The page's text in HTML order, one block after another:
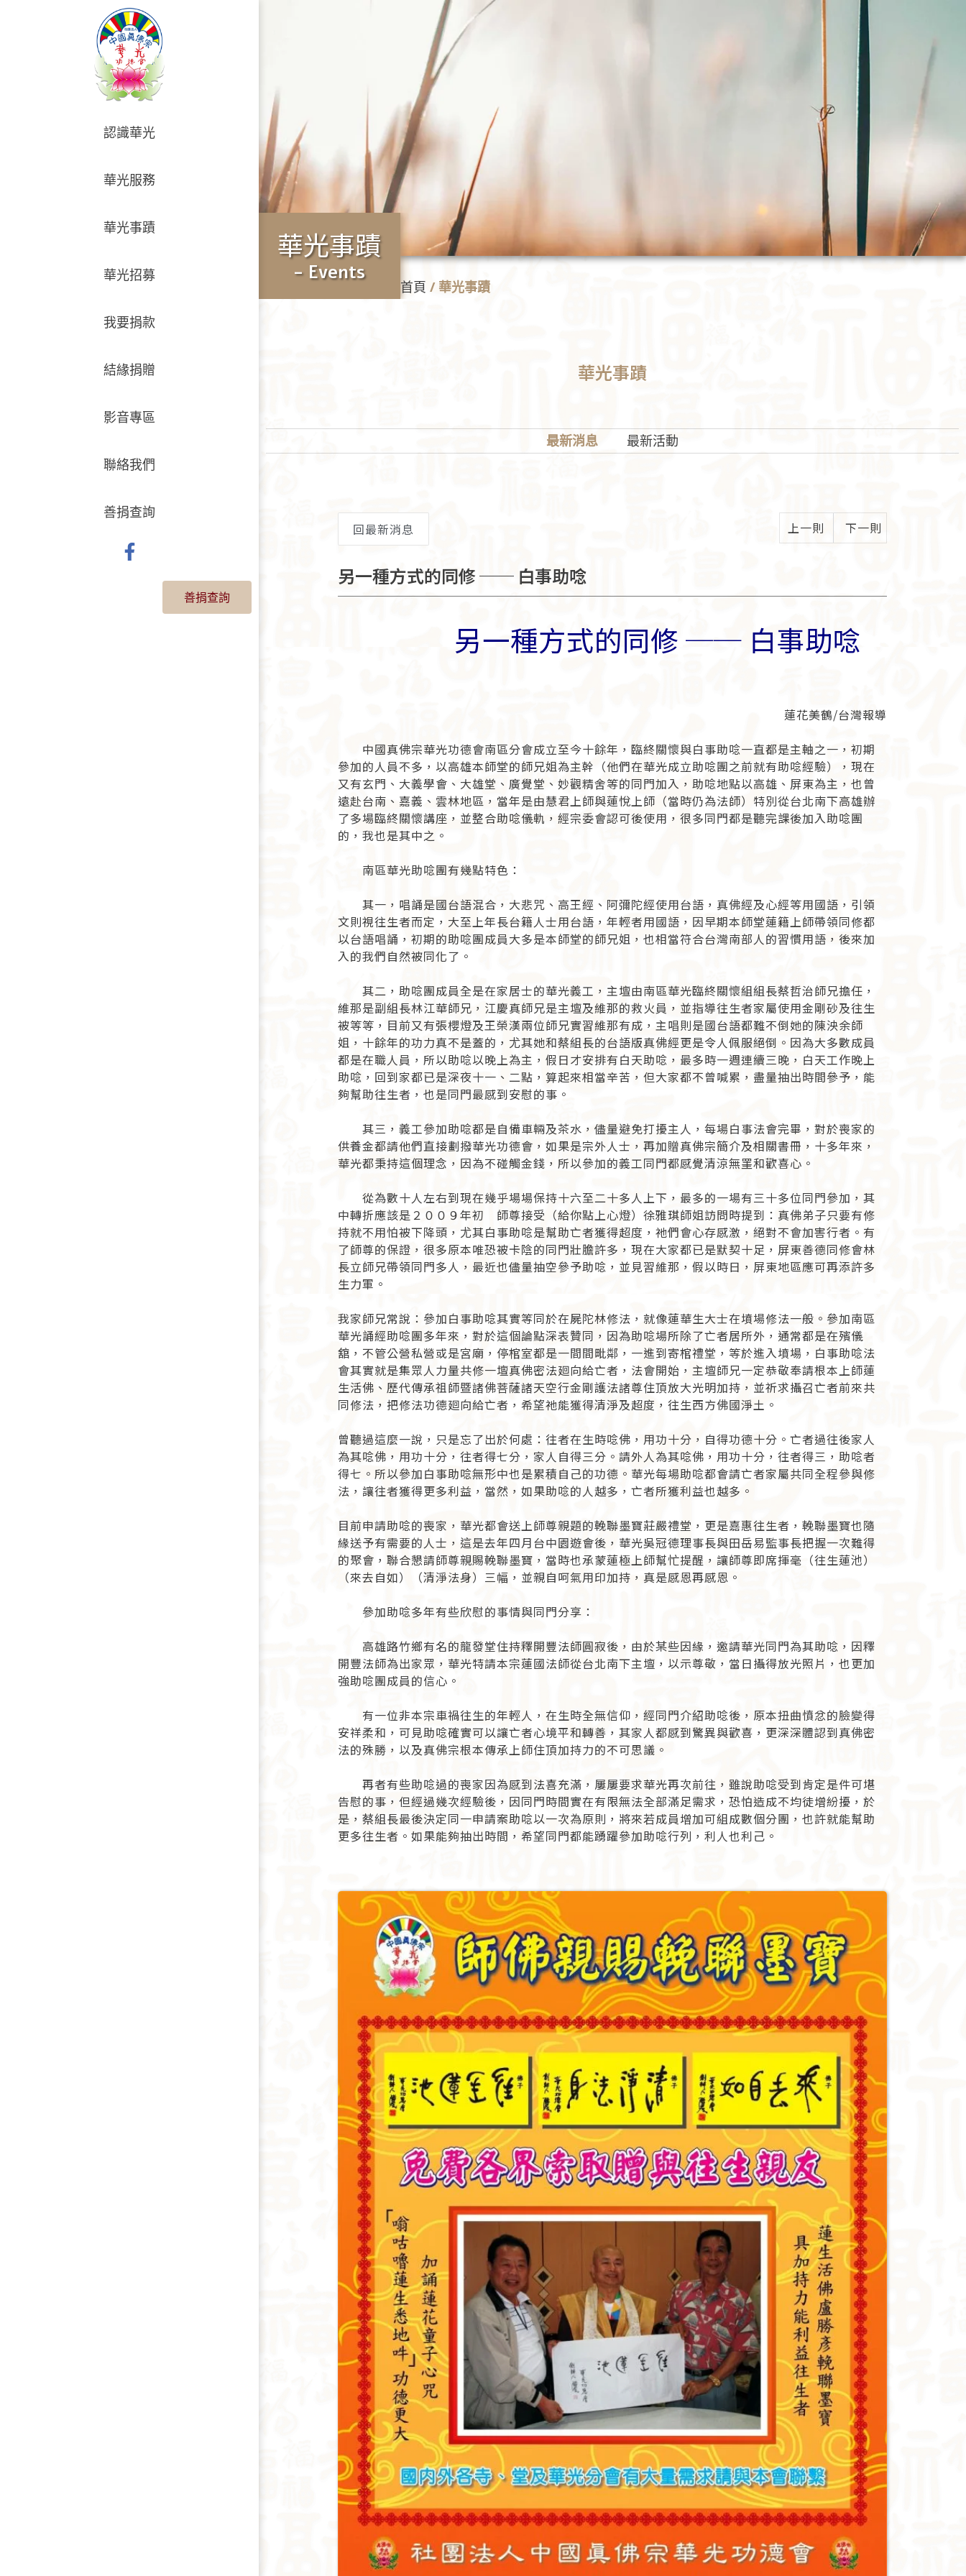
認識華光
華光服務
華光事蹟
華光招募
我要捐款
結緣捐贈
影音專區
聯絡我們
善捐查詢
善捐查詢
華光事蹟
- Events
首頁 / 華光事蹟
華光事蹟
最新消息 最新活動
回最新消息 上一則 下一則
另一種方式的同修 ── 白事助唸
另一種方式的同修 ── 白事助唸
蓮花美鶴/台灣報導
中國真佛宗華光功德會南區分會成立至今十餘年，臨終關懷與白事助唸一直都是主軸之一，初期
參加的人員不多，以高雄本師堂的師兄姐為主幹（他們在華光成立助唸團之前就有助唸經驗），現在
又有玄門、大義學會、大雄堂、廣覺堂、妙觀精舍等的同門加入，助唸地點以高雄、屏東為主，也曾
遠赴台南、嘉義、雲林地區，當年是由慧君上師與蓮悅上師（當時仍為法師）特別從台北南下高雄辦
了多場臨終關懷講座，並整合助唸儀軌，經宗委會認可後使用，很多同門都是聽完課後加入助唸團
的，我也是其中之。
南區華光助唸團有幾點特色：
其一，唱誦是國台語混合，大悲咒、高王經、阿彌陀經使用台語，真佛經及心經等用國語，引領
文則視往生者而定，大至上年長台籍人士用台語，年輕者用國語，因早期本師堂蓮籍上師帶領同修都
以台語唱誦，初期的助唸團成員大多是本師堂的師兄姐，也相當符合台灣南部人的習慣用語，後來加
入的我們自然被同化了。
其二，助唸團成員全是在家居士的華光義工，主壇由南區華光臨終關懷組組長蔡哲治師兄擔任，
維那是副組長林江華師兄，江慶真師兄是主壇及維那的救火員，並指導往生者家屬使用金剛砂及往生
被等等，目前又有張櫻燈及王榮漢兩位師兄實習維那有成，主唱則是國台語都難不倒她的陳泱余師
姐，十餘年的功力真不是蓋的，尤其她和蔡組長的台語版真佛經更是令人佩服絕倒。因為大多數成員
都是在職人員，所以助唸以晚上為主，假日才安排有白天助唸，最多時一週連續三晚，白天工作晚上
助唸，回到家都已是深夜十一、二點，算起來相當辛苦，但大家都不曾喊累，盡量抽出時間參予，能
夠幫助往生者，也是同門最感到安慰的事。
其三，義工參加助唸都是自備車輛及茶水，儘量避免打擾主人，每場白事法會完畢，對於喪家的
供養金都請他們直接劃撥華光功德會，如果是宗外人士，再加贈真佛宗簡介及相關書冊，十多年來，
華光都秉持這個理念，因為不碰觸金錢，所以參加的義工同門都感覺清涼無罣和歡喜心。
從為數十人左右到現在幾乎場場保持十六至二十多人上下，最多的一場有三十多位同門參加，其
中轉折應該是２００９年初 師尊接受（給你點上心燈）徐雅琪師姐訪問時提到：真佛弟子只要有修
持就不用怕被下降頭，尤其白事助唸是幫助亡者獲得超度，祂們會心存感激，絕對不會加害行者。有
了師尊的保證，很多原本唯恐被卡陰的同門壯膽許多，現在大家都已是默契十足，屏東善德同修會林
長立師兄帶領同門多人，最近也儘量抽空參予助唸，並見習維那，假以時日，屏東地區應可再添許多
生力軍。
我家師兄常說：參加白事助唸其實等同於在屍陀林修法，就像蓮華生大士在墳場修法一般。參加南區
華光誦經助唸團多年來，對於這個論點深表贊同，因為助唸場所除了亡者居所外，通常都是在殯儀
舘，不管公營私營或是宮廟，停棺室都是一間間毗鄰，一進到寄棺禮堂，等於進入墳場，白事助唸法
會其實就是集眾人力量共修一壇真佛密法廻向給亡者，法會開始，主壇師兄一定恭敬奉請根本上師蓮
生活佛、歷代傳承祖師暨諸佛菩薩諸天空行金剛護法諸尊住頂放大光明加持，並祈求攝召亡者前來共
同修法，把修法功德廻向給亡者，希望祂能獲得清淨及超度，往生西方佛國淨土。
曾聽過這麼一說，只是忘了出於何處：往者在生時唸佛，用功十分，自得功德十分。亡者過往後家人
為其唸佛，用功十分，往者得七分，家人自得三分。請外人為其唸佛，用功十分，往者得三，助唸者
得七。所以參加白事助唸無形中也是累積自己的功德。華光每場助唸都會請亡者家屬共同全程參與修
法，讓往者獲得更多利益，當然，如果助唸的人越多，亡者所獲利益也越多。
目前申請助唸的喪家，華光都會送上師尊親題的輓聯墨寶莊嚴禮堂，更是嘉惠往生者，輓聯墨寶也隨
緣送予有需要的人士，這是去年四月台中園遊會後，華光吳冠德理事長與田岳易監事長把握一次難得
的聚會，聯合懇請師尊親賜輓聯墨寶，當時也承蒙蓮極上師幫忙提醒，讓師尊即席揮毫（往生蓮池）
（來去自如）（清淨法身）三幅，並親自呵氣用印加持，真是感恩再感恩。
參加助唸多年有些欣慰的事情與同門分享：
高雄路竹鄉有名的龍發堂住持釋開豐法師圓寂後，由於某些因緣，邀請華光同門為其助唸，因釋
開豐法師為出家眾，華光特請本宗蓮國法師從台北南下主壇，以示尊敬，當日攝得放光照片，也更加
強助唸團成員的信心。
有一位非本宗車禍往生的年輕人，在生時全無信仰，經同門介紹助唸後，原本扭曲憤忿的臉變得
安祥柔和，可見助唸確實可以讓亡者心境平和轉善，其家人都感到驚異與歡喜，更深深體認到真佛密
法的殊勝，以及真佛宗根本傳承上師住頂加持力的不可思議。
再者有些助唸過的喪家因為感到法喜充滿，屢屢要求華光再次前往，雖說助唸受到肯定是件可堪
告慰的事，但經過幾次經驗後，因同門時間實在有限無法全部滿足需求，恐怕造成不均徒增紛擾，於
是，蔡組長最後決定同一申請案助唸以一次為原則，將來若成員增加可組成數個分團，也許就能幫助
更多往生者。如果能夠抽出時間，希望同門都能踴躍參加助唸行列，利人也利己。